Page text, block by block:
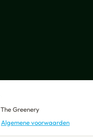
The Greenery
Algemene voorwaarden